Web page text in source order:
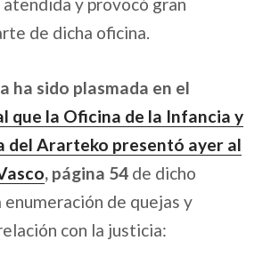
de dicha oficina.
ha sido plasmada en el
que la Oficina de la Infancia y
del Ararteko presentó ayer al
, página 54 de dicho
de quejas y
con la justicia: